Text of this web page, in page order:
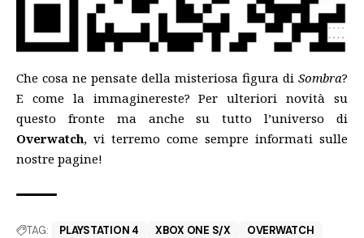
Che cosa ne pensate della misteriosa figura di Sombra?
E come la immaginereste? Per ulteriori novità su
questo fronte ma anche su tutto l’universo di
Overwatch, vi terremo come sempre informati sulle
nostre pagine!
TAG: PLAYSTATION 4 XBOX ONE S/X
OVERWATCH